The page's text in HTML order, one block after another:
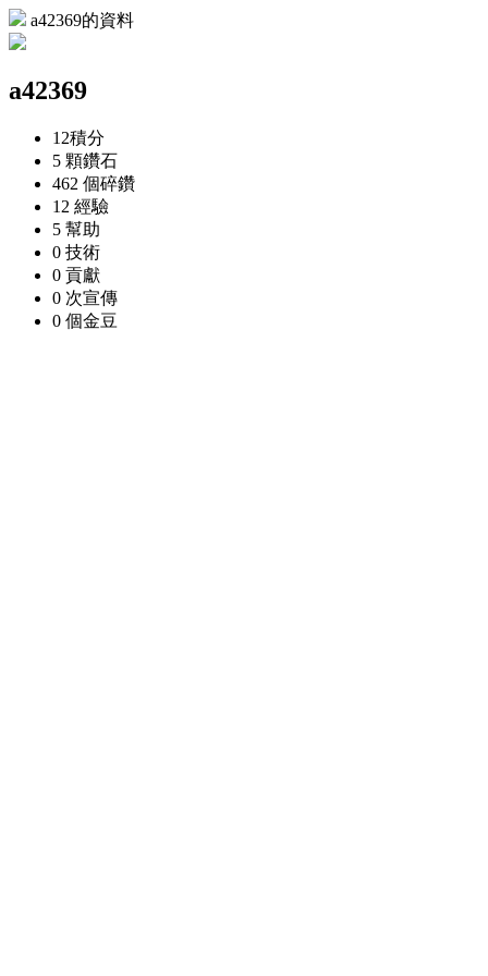
a42369的資料
a42369
12積分
5 顆鑽石
462 個碎鑽
12 經驗
5 幫助
0 技術
0 貢獻
0 次宣傳
0 個金豆